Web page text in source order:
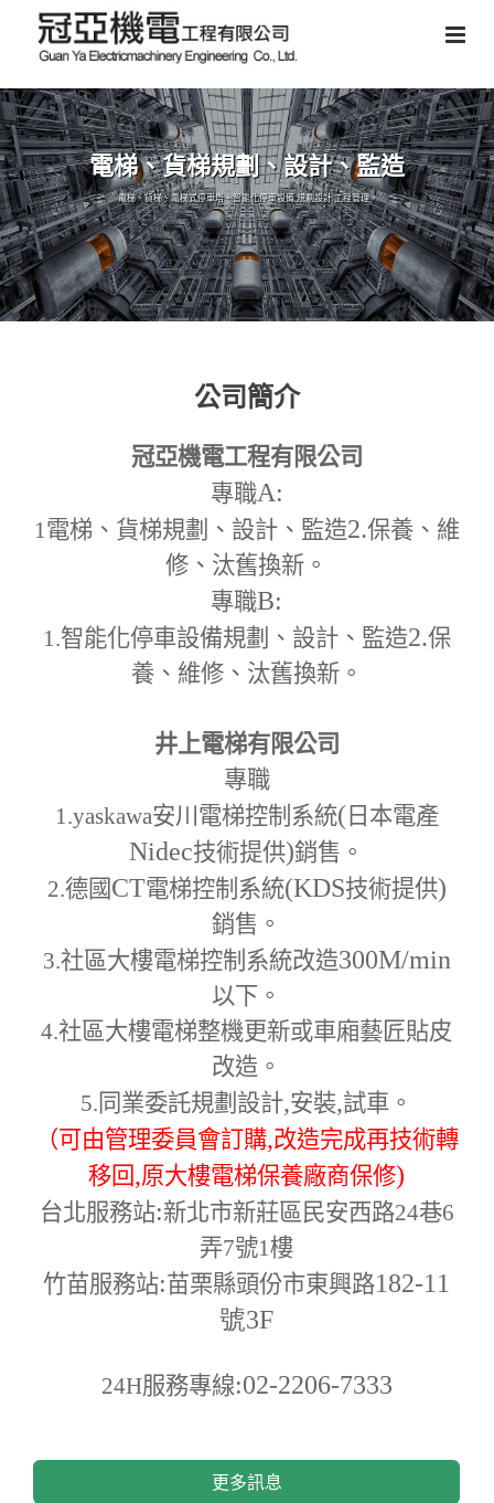
電梯、貨梯規劃、設計、監造
電梯、貨梯、電梯式停車塔、智能化停車設備,規劃設計,工程管理。
公司簡介
冠亞機電工程有限公司
專職A:
1電梯、貨梯規劃、設計、監造2.保養、維
修、汰舊換新。
專職B:
1.智能化停車設備規劃、設計、監造2.保
養、維修、汰舊換新。
井上電梯有限公司
專職
1.yaskawa安川電梯控制系統( 日本電產
Nidec技術提供)銷售。
2.德國 CT電梯控制系統(KDS技術提供)
銷售。
3.社區大樓電梯控制系統改造300M/min
以下。
4.社區大樓電梯整機更新或車廂藝匠貼皮
改造。
5. 同業委託規劃設計,安裝,試車。
（可由管理委員會訂購,改造完成再技術轉
移回,原大樓電梯保養廠商保修)
台北服務站:新北市新莊區民安西路24巷6
弄7號1樓
竹苗服務站:苗栗縣頭份市東興路182-11
號3F
24H服務專線:02-2206-7333
更多訊息